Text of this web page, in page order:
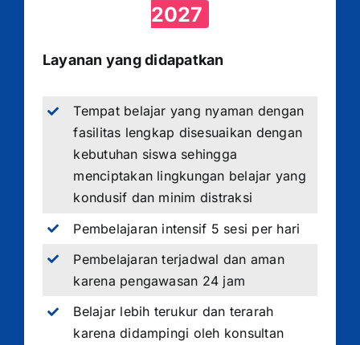
2027
Layanan yang didapatkan
Tempat belajar yang nyaman dengan
fasilitas lengkap disesuaikan dengan
kebutuhan siswa sehingga
menciptakan lingkungan belajar yang
kondusif dan minim distraksi
Pembelajaran intensif 5 sesi per hari
Pembelajaran terjadwal dan aman
karena pengawasan 24 jam
Belajar lebih terukur dan terarah
karena didampingi oleh konsultan